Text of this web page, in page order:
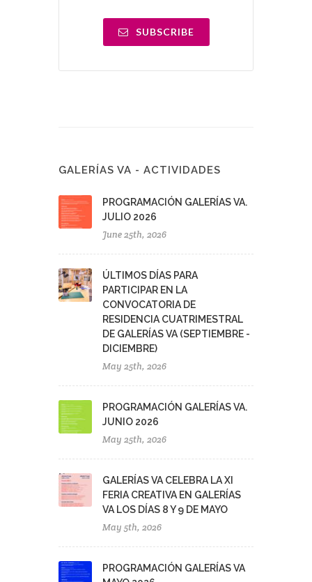
SUBSCRIBE
GALERÍAS VA - ACTIVIDADES
PROGRAMACIÓN GALERÍAS VA.
JULIO 2026
June 25th, 2026
ÚLTIMOS DÍAS PARA
PARTICIPAR EN LA
CONVOCATORIA DE
RESIDENCIA CUATRIMESTRAL
DE GALERÍAS VA (SEPTIEMBRE -
DICIEMBRE)
May 25th, 2026
PROGRAMACIÓN GALERÍAS VA.
JUNIO 2026
May 25th, 2026
GALERÍAS VA CELEBRA LA XI
FERIA CREATIVA EN GALERÍAS
VA LOS DÍAS 8 Y 9 DE MAYO
May 5th, 2026
PROGRAMACIÓN GALERÍAS VA